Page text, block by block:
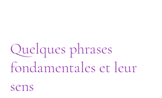
Quelques phrases
fondamentales et leur
sens